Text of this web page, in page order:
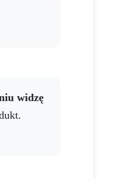
widzę